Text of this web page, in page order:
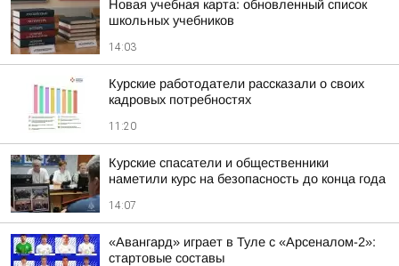
Новая учебная карта: обновленный список
школьных учебников
14:03
Курские работодатели рассказали о своих
кадровых потребностях
11:20
Курские спасатели и общественники
наметили курс на безопасность до конца года
14:07
«Авангард» играет в Туле с «Арсеналом-2»:
стартовые составы